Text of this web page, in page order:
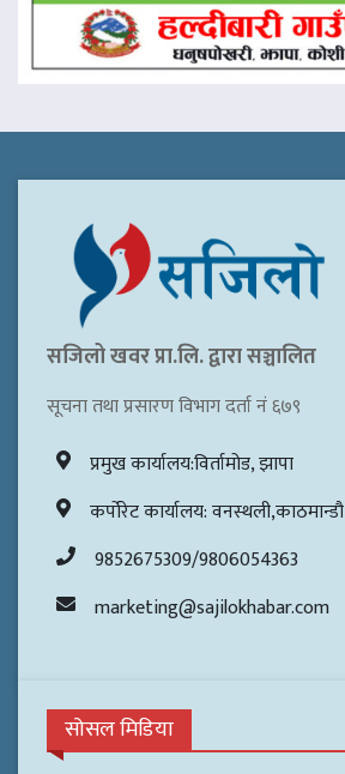
सजिलो खवर प्रा.लि. द्वारा सञ्चालित
सूचना तथा प्रसारण विभाग दर्ता नं ६७९
प्रमुख कार्यालय:विर्तामोड, झापा
कर्पोरेट कार्यालय: वनस्थली,काठमान्डौ
9852675309/9806054363
marketing@sajilokhabar.com
सोसल मिडिया